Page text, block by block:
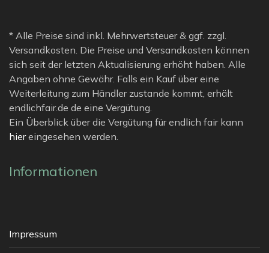
* Alle Preise sind inkl. Mehrwertsteuer & ggf. zzgl.
Versandkosten. Die Preise und Versandkosten können
sich seit der letzten Aktualisierung erhöht haben. Alle
Angaben ohne Gewähr. Falls ein Kauf über eine
Weiterleitung zum Händler zustande kommt, erhält
endlichfair.de de eine Vergütung.
Ein Überblick über die Vergütung für endlich fair kann
hiereingesehen werden.
Informationen
Impressum